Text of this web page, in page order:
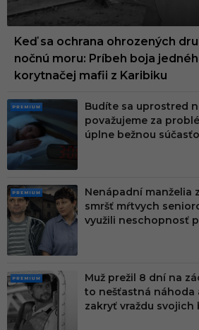
Keď sa ochrana ohrozených
nočnú moru: Príbeh boja
korytnačej mafii z Karibiku
PRE
MIU
M
Budíte sa uprostred
považujeme za
úplne bežnou
PRE
MIU
M
Nenápadní manželia
smršť mŕtvych
využili neschopnosť
PRE
MIU
M
Muž prežil 8 dní na
to nešťastná náhoda
zakryť vraždu svojich